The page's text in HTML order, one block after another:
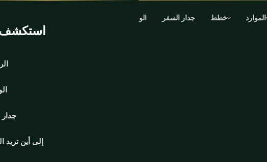
الوجهات جدار السفر خطط الموارد
استكشف
جدار
إلى أين تريد